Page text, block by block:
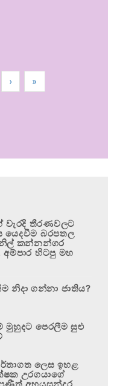
› »
වැරදි තීරණවලට
යෙදවීම බරපතල
කන්නන්ගර
හිටපු මහ
නිදා ගන්නා ජාතිය?
මුහුදට පෙරලීම සුළු
ලෙස ඉහළ
උරගයාගේ